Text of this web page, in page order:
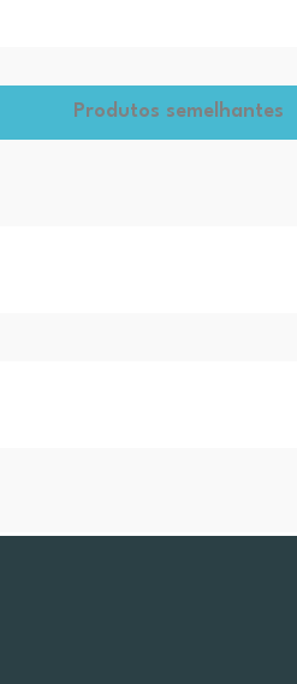
Produtos semelhantes